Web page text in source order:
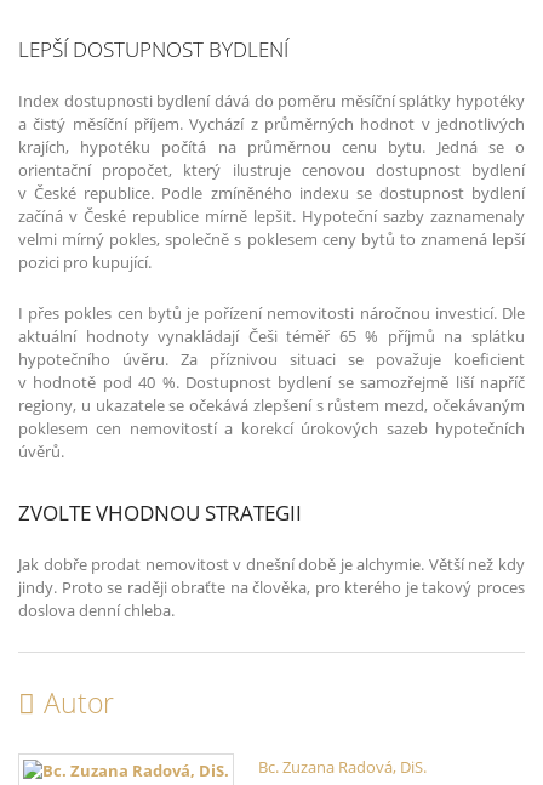
LEPŠÍ DOSTUPNOST BYDLENÍ
Index dostupnosti bydlení dává do poměru měsíční splátky hypotéky
a čistý měsíční příjem. Vychází z průměrných hodnot v jednotlivých
krajích, hypotéku počítá na průměrnou cenu bytu. Jedná se o
orientační propočet, který ilustruje cenovou dostupnost bydlení
v České republice. Podle zmíněného indexu se dostupnost bydlení
začíná v České republice mírně lepšit. Hypoteční sazby zaznamenaly
velmi mírný pokles, společně s poklesem ceny bytů to znamená lepší
pozici pro kupující.
I přes pokles cen bytů je pořízení nemovitosti náročnou investicí. Dle
aktuální hodnoty vynakládají Češi téměř 65 % příjmů na splátku
hypotečního úvěru. Za příznivou situaci se považuje koeficient
v hodnotě pod 40 %. Dostupnost bydlení se samozřejmě liší napříč
regiony, u ukazatele se očekává zlepšení s růstem mezd, očekávaným
poklesem cen nemovitostí a korekcí úrokových sazeb hypotečních
úvěrů.
ZVOLTE VHODNOU STRATEGII
Jak dobře prodat nemovitost v dnešní době je alchymie. Větší než kdy
jindy. Proto se raději obraťte na člověka, pro kterého je takový proces
doslova denní chleba.
Autor
Bc. Zuzana Radová, DiS.